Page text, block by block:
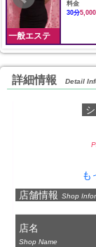
一般エステ
料金
30分
詳細情報 Detail
も
店舗情報 Shop
店名
Shop Name